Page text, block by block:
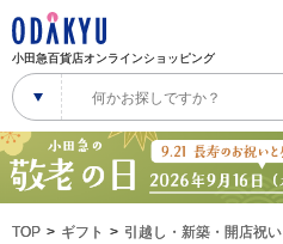
小田急百貨店オンラインショッピング
TOP ギフト 引越し・新築・開店祝い